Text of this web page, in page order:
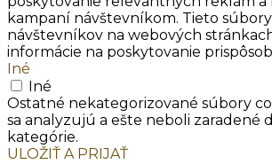
kampaní návštevníkom. Tieto
návštevníkov na webových
informácie na poskytovanie
Iné
Iné
Ostatné nekategorizované súbory
sa analyzujú a ešte neboli zaradené
kategórie.
ULOŽIŤ A PRIJAŤ